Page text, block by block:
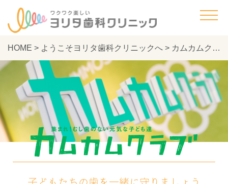
HOME > ようこそヨリタ歯科クリニックへ > カムカムクラブ - ヨリタ歯科クリニック